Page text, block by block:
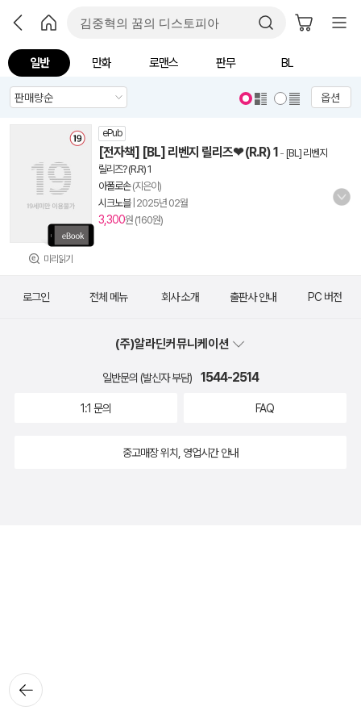
일반 만화 로맨스 판무 BL
옵션
미리읽기
ePub
[전자책] [BL] 리벤지 릴리즈❤ (R.R) 1 - [BL] 리벤지
릴리즈? (R.R) 1
아폴로손(지은이)
시크노블| 2025년 02월
3,300원 (160원)
뒤로가
기
로그인 전체 메뉴 회사 소개 출판사 안내 PC 버전
(주)알라딘커뮤니케이션
일반문의 (발신자 부담) 1544-2514
1:1 문의 FAQ
중고매장 위치, 영업시간 안내